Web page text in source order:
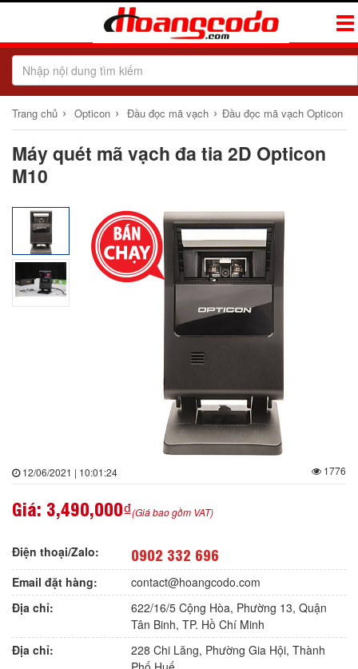
Trang chủ › Opticon › Đầu đọc mã vạch › Đầu đọc mã vạch Opticon
Máy quét mã vạch đa tia 2D Opticon
M10
12/06/2021 | 10:01:24 1776
Giá: 3,490,000₫(Giá bao gồm VAT)
Điện thoại/Zalo: 0902 332 696
Email đặt hàng:
contact@hoangcodo.com
Địa chỉ:
622/16/5 Cộng Hòa, Phường 13, Quận
Tân Binh, TP. Hồ Chí Minh
Địa chỉ:
228 Chi Lăng, Phường Gia Hội, Thành